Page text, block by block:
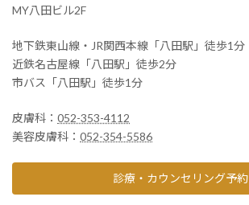
MY八田ビル2F
地下鉄東山線・JR関西本線「八田駅」徒歩1分
近鉄名古屋線「八田駅」徒歩2分
市バス「八田駅」徒歩1分
皮膚科： 052-353-4112
美容皮膚科： 052-354-5586
診療・カウンセリング予約